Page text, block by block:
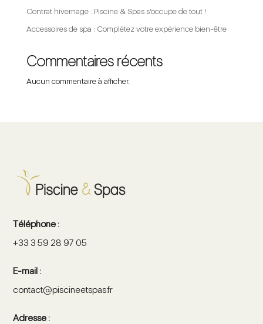
Contrat hivernage : Piscine & Spas s’occupe de tout !
Accessoires de spa : Complétez votre expérience bien-être
Commentaires récents
Aucun commentaire à afficher.
Téléphone :
+33 3 59 28 97 05
E-mail :
contact@piscineetspas.fr
Adresse :